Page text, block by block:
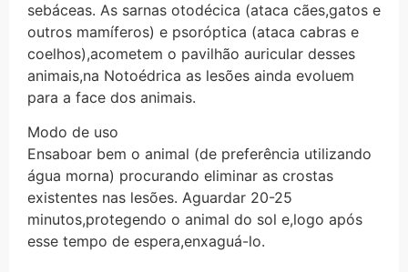
sebáceas. As sarnas otodécica (ataca cães,gatos e
outros mamíferos) e psoróptica (ataca cabras e
coelhos),acometem o pavilhão auricular desses
animais,na Notoédrica as lesões ainda evoluem
para a face dos animais.
Modo de uso
Ensaboar bem o animal (de preferência utilizando
água morna) procurando eliminar as crostas
existentes nas lesões. Aguardar 20-25
minutos,protegendo o animal do sol e,logo após
esse tempo de espera,enxaguá-lo.